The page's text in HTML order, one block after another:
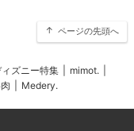
ページの先頭へ
ズニー特集 mimot.
Medery.